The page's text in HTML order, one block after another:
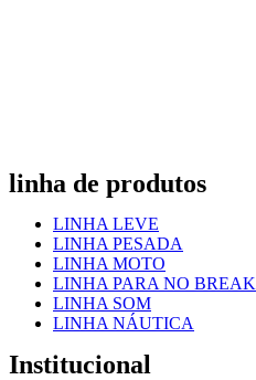
linha de produtos
LINHA LEVE
LINHA PESADA
LINHA MOTO
LINHA PARA NO BREAK
LINHA SOM
LINHA NÁUTICA
Institucional